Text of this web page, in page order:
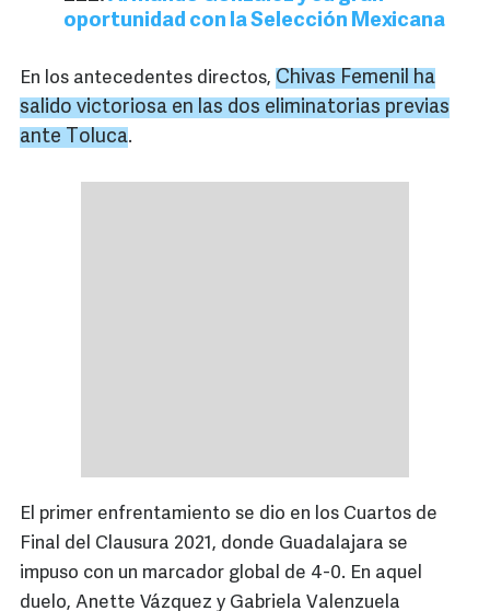
oportunidad con la Selección Mexicana
En los antecedentes directos, Chivas Femenil ha
salido victoriosa en las dos eliminatorias previas
ante Toluca.
El primer enfrentamiento se dio en los Cuartos de
Final del Clausura 2021, donde Guadalajara se
impuso con un marcador global de 4-0. En aquel
duelo, Anette Vázquez y Gabriela Valenzuela